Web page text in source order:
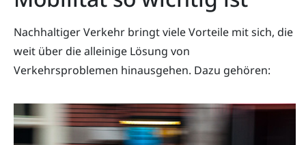
Nachhaltiger Verkehr bringt viele Vorteile mit sich, die
weit über die alleinige Lösung von
Verkehrsproblemen hinausgehen. Dazu gehören: